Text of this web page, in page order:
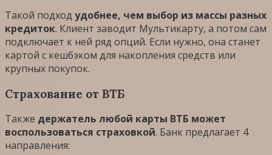
Такой подход удобнее, чем выбор из массы разных
кредиток. Клиент заводит Мультикарту, а потом сам
подключает к ней ряд опций. Если нужно, она станет
картой с кешбэком для накопления средств или
крупных покупок.
Страхование от ВТБ
Также держатель любой карты ВТБ может
воспользоваться страховкой. Банк предлагает 4
направления: